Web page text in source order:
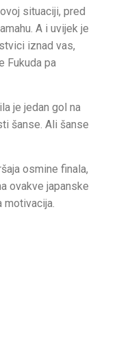
situaciji, pred
A i uvijek je
iznad vas,
Fukuda pa
je jedan gol na
šanse. Ali šanse
osmine finala,
ovakve japanske
motivacija.